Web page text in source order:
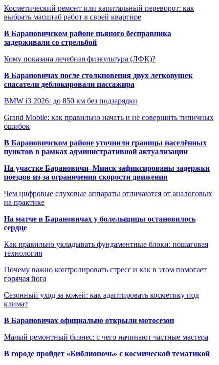
Косметический ремонт или капитальный переворот: как
выбрать масштаб работ в своей квартире
В Барановичском районе пьяного бесправника
задерживали со стрельбой
Кому показана лечебная физкультура (ЛФК)?
В Барановичах после столкновения двух легковушек
спасатели деблокировали пассажира
BMW i3 2026: до 850 км без подзарядки
Grand Mobile: как правильно начать и не совершить типичных
ошибок
В Барановичском районе уточнили границы населённых
пунктов в рамках административной актуализации
На участке Барановичи–Минск зафиксированы задержки
поездов из-за ограничения скорости движения
Чем цифровые слуховые аппараты отличаются от аналоговых
на практике
На матче в Барановичах у болельщицы остановилось
сердце
Как правильно укладывать фундаментные блоки: пошаговая
технология
Почему важно контролировать стресс и как в этом помогает
горячая йога
Сезонный уход за кожей: как адаптировать косметику под
климат
В Барановичах официально открыли мотосезон
Малый ремонтный бизнес: с чего начинают частные мастера
В городе пройдет «Библионочь» с космической тематикой